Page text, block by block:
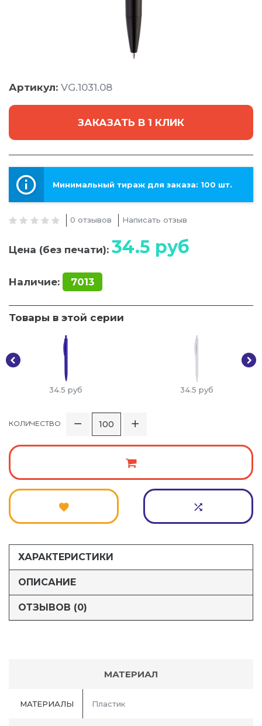
Артикул: VG.1031.08
ЗАКАЗАТЬ В 1 КЛИК
Минимальный тираж для заказа: 100 шт.
0 отзывов Написать отзыв
Цена (без печати): 34.5 руб
Наличие: 7013
Товары в этой серии
34.5 руб 34.5 руб
КОЛИЧЕСТВО
ХАРАКТЕРИСТИКИ
ОПИСАНИЕ
ОТЗЫВОВ (0)
МАТЕРИАЛ
МАТЕРИАЛЫ Пластик